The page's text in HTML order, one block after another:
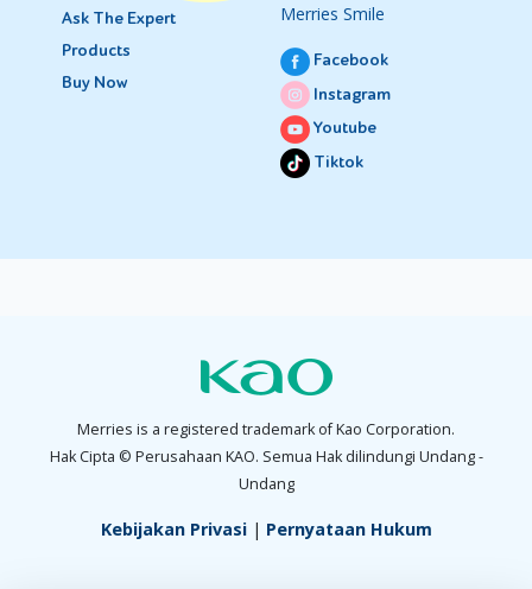
Ask The Expert
Products
Buy Now
Merries Smile
Facebook
Instagram
Youtube
Tiktok
Merries is a registered trademark of Kao Corporation.
Hak Cipta © Perusahaan KAO. Semua Hak dilindungi Undang -
Undang
Kebijakan Privasi| Pernyataan Hukum